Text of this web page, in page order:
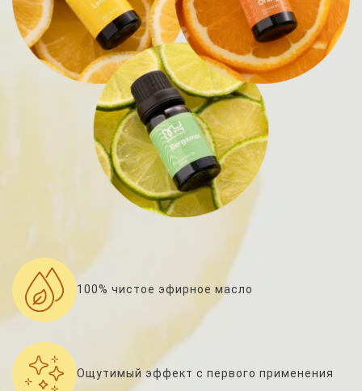
100% чистое эфирное масло
Ощутимый эффект с первого применения